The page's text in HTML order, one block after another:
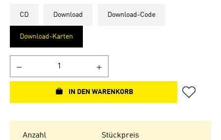
CD Download Download-Code
Download-Karten
IN DEN WARENKORB
Anzahl Stückpreis